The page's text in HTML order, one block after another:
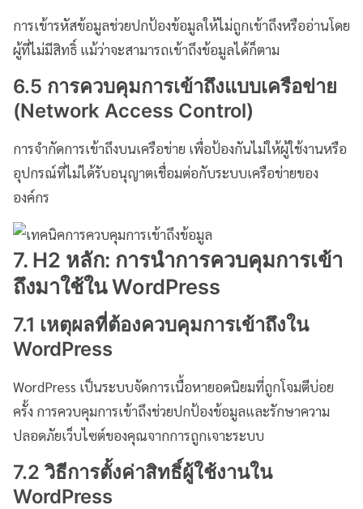
การเข้ารหัสข้อมูลช่วยปกป้องข้อมูลให้ไม่ถูกเข้าถึงหรืออ่านโดย
ผู้ที่ไม่มีสิทธิ์ แม้ว่าจะสามารถเข้าถึงข้อมูลได้ก็ตาม
6.5 การควบคุมการเข้าถึงแบบเครือข่าย
(Network Access Control)
การจำกัดการเข้าถึงบนเครือข่าย เพื่อป้องกันไม่ให้ผู้ใช้งานหรือ
อุปกรณ์ที่ไม่ได้รับอนุญาตเชื่อมต่อกับระบบเครือข่ายของ
องค์กร
7. H2 หลัก: การนำการควบคุมการเข้า
ถึงมาใช้ใน WordPress
7.1 เหตุผลที่ต้องควบคุมการเข้าถึงใน
WordPress
WordPress เป็นระบบจัดการเนื้อหายอดนิยมที่ถูกโจมตีบ่อย
ครั้ง การควบคุมการเข้าถึงช่วยปกป้องข้อมูลและรักษาความ
ปลอดภัยเว็บไซต์ของคุณจากการถูกเจาะระบบ
7.2 วิธีการตั้งค่าสิทธิ์ผู้ใช้งานใน
WordPress